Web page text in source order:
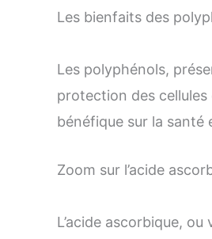
Les bienfaits des
Les polyphénols,
protection des
bénéfique sur la santé
Zoom sur l’acide
L’acide ascorbique,